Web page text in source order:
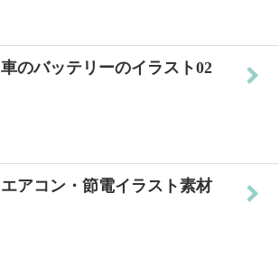
車のバッテリーのイラスト02
エアコン・節電イラスト素材